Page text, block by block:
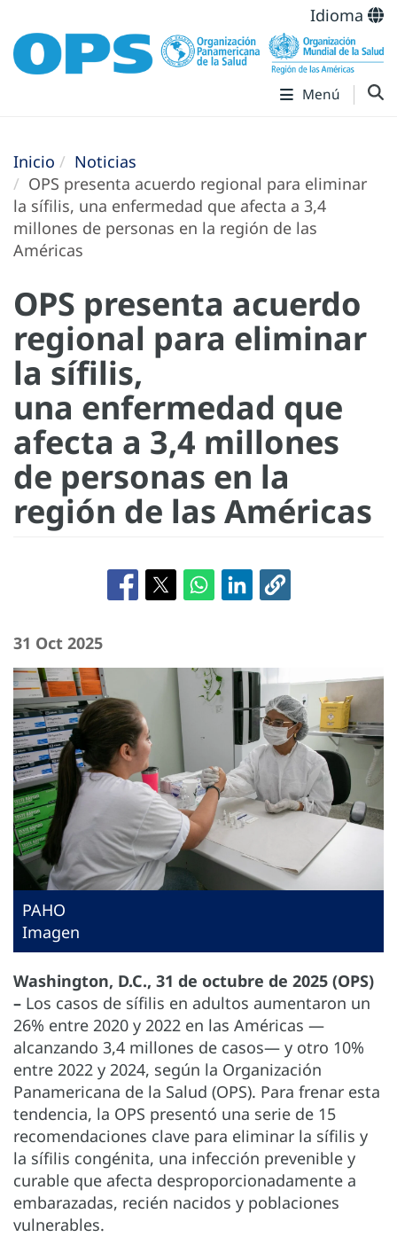
Idioma
Menú
Inicio
Noticias
OPS presenta acuerdo regional para eliminar
la sífilis, una enfermedad que afecta a 3,4
millones de personas en la región de las
Américas
OPS presenta acuerdo
regional para eliminar
la sífilis,
una enfermedad que
afecta a 3,4 millones
de personas en la
región de las Américas
31 Oct 2025
PAHO
Imagen
Washington, D.C., 31 de octubre de 2025 (OPS)
– Los casos de sífilis en adultos aumentaron un
26% entre 2020 y 2022 en las Américas —
alcanzando 3,4 millones de casos— y otro 10%
entre 2022 y 2024, según la Organización
Panamericana de la Salud (OPS). Para frenar esta
tendencia, la OPS presentó una serie de 15
recomendaciones clave para eliminar la sífilis y
la sífilis congénita, una infección prevenible y
curable que afecta desproporcionadamente a
embarazadas, recién nacidos y poblaciones
vulnerables.